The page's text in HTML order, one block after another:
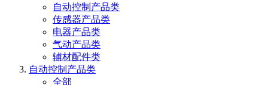
自动控制产品类
传感器产品类
电器产品类
气动产品类
辅材配件类
自动控制产品类
全部